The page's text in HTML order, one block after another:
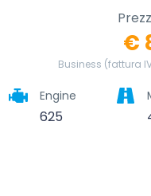
€
Business (fattura
Engine
625